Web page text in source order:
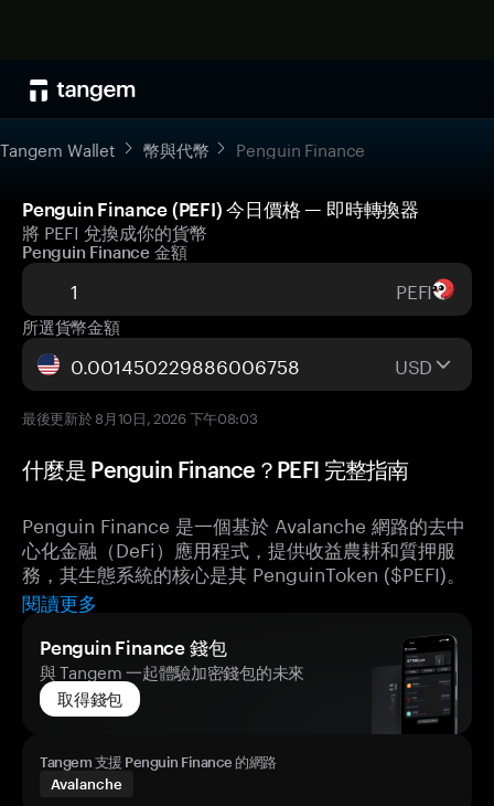
Tangem Wallet 幣與代幣 Penguin Finance
Penguin Finance (PEFI) 今日價格 — 即時轉換器
將 PEFI 兌換成你的貨幣
Penguin Finance 金額
PEFI
所選貨幣金額
USD
最後更新於 8月10日, 2026 下午08:03
什麼是 Penguin Finance？PEFI 完整指南
Penguin Finance 是一個基於 Avalanche 網路的去中
心化金融（DeFi）應用程式，提供收益農耕和質押服
務，其生態系統的核心是其 PenguinToken ($PEFI)。
閱讀更多
Penguin Finance 錢包
與 Tangem 一起體驗加密錢包的未來
取得錢包
Tangem 支援 Penguin Finance 的網路
Avalanche